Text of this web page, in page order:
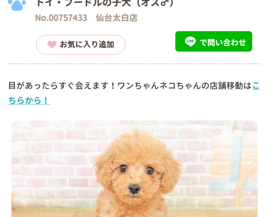
No.00757433 仙台太白店
お気に入り追加 で問い合わせ
目があったらすぐ会えます！ワンちゃんネコちゃんの店舗移動はこ
ちらから！